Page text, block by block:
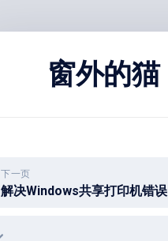
窗外的猫
下一页
解决Windows共享打印机错误